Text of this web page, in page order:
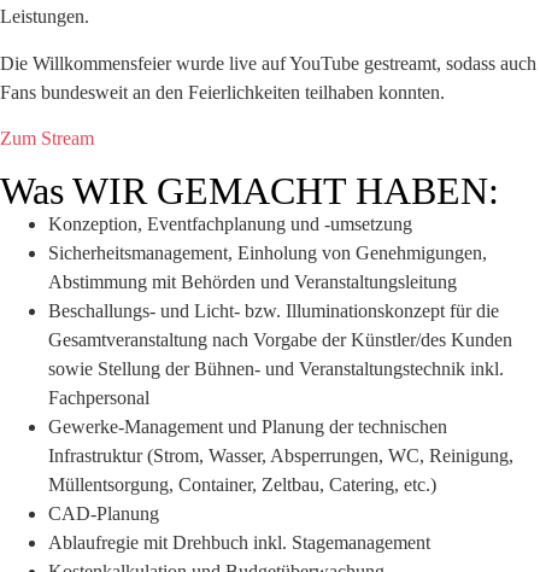
Leistungen.
Die Willkommensfeier wurde live auf YouTube gestreamt, sodass auch
Fans bundesweit an den Feierlichkeiten teilhaben konnten.
Zum Stream
Was WIR GEMACHT HABEN:
Konzeption, Eventfachplanung und -umsetzung
Sicherheitsmanagement, Einholung von Genehmigungen,
Abstimmung mit Behörden und Veranstaltungsleitung
Beschallungs- und Licht- bzw. Illuminationskonzept für die
Gesamtveranstaltung nach Vorgabe der Künstler/des Kunden
sowie Stellung der Bühnen- und Veranstaltungstechnik inkl.
Fachpersonal
Gewerke-Management und Planung der technischen
Infrastruktur (Strom, Wasser, Absperrungen, WC, Reinigung,
Müllentsorgung, Container, Zeltbau, Catering, etc.)
CAD-Planung
Ablaufregie mit Drehbuch inkl. Stagemanagement